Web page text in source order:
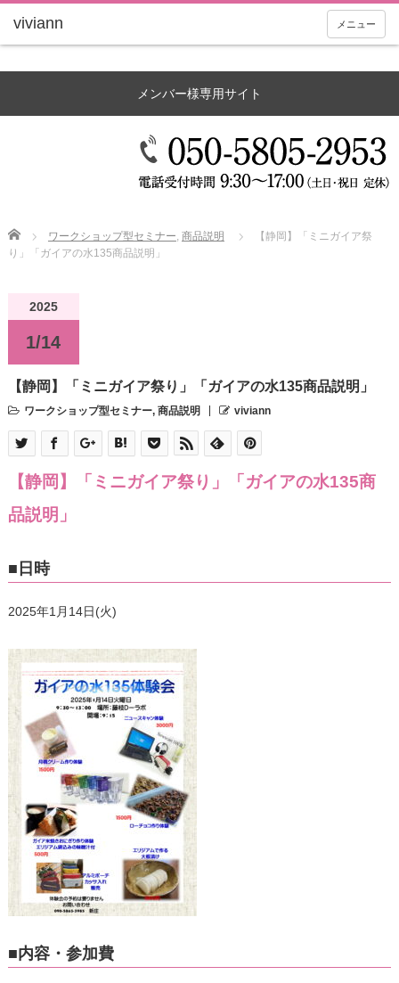
メニュー
メンバー様専用サイト
Home ワークショップ型セミナー, 商品説明
【静岡】「ミニガイア祭
り」「ガイアの水135商品説明」
2025
1/14
【静岡】「ミニガイア祭り」「ガイアの水135商品説明」
ワークショップ型セミナー, 商品説明 viviann
【静岡】「ミニガイア祭り」「ガイアの水135商
品説明」
■日時
2025年1月14日(火)
■内容・参加費